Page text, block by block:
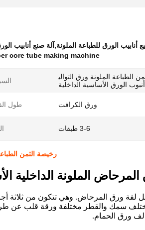
أنابيب الورق للطباعة الملونة,آلة صنع أنابيب الورق
core tube making machine
الطباعة الملونة ورق التوالي
الورق الأساسية الداخلية
ورق الكرافت طول
3-6 طبقات
رخيصة الثمن
الملونة الداخلية
لفة ورق المرحاض. وهي تتكون من ثلاثة
سمك والقطر مختلفة ورقة قلب عن
لف ورق الحمام.